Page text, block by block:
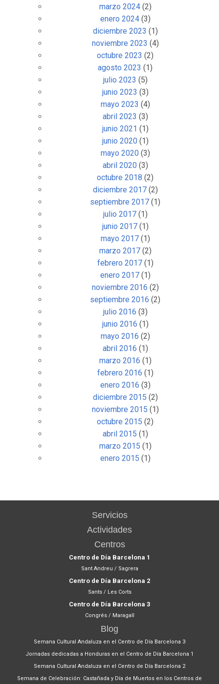
marzo 2024(2)
enero 2024(3)
diciembre 2023 (1)
noviembre 2023 (4)
octubre 2023 (2)
agosto 2023 (1)
julio 2023 (5)
junio 2023 (3)
mayo 2023 (4)
abril 2023 (3)
junio 2021 (1)
junio 2020(1)
mayo 2020(3)
abril 2020(3)
octubre 2018 (2)
diciembre 2017(2)
septiembre 2017 (1)
julio 2017(1)
junio 2017(1)
mayo 2017(1)
marzo 2017(2)
febrero 2017(1)
enero 2017(1)
noviembre 2016 (2)
septiembre 2016 (2)
julio 2016 (3)
junio 2016 (1)
mayo 2016 (2)
abril 2016 (1)
marzo 2016 (1)
febrero 2016 (1)
enero 2016 (3)
diciembre 2015 (2)
noviembre 2015 (1)
octubre 2015 (2)
abril 2015 (1)
marzo 2015 (1)
enero 2015 (1)
Servicios
Actividades
Centros
Centro de Día Barcelona 1
Sant Andreu / Sagrera
Centro de Día Barcelona 2
Sants / Les Corts
Centro de Día Barcelona 3
Congrés / Maragall
Blog
Semana Cultural Andaluza en el Centro de Día Barcelona 3
Jornadas dedicadas a Honduras en el Centro de Día Barcelona 1
Semana Cultural Andaluza en el Centro de Día Barcelona 2
Semana de Celebración: Castañada y Día de Muertos en los Centros de